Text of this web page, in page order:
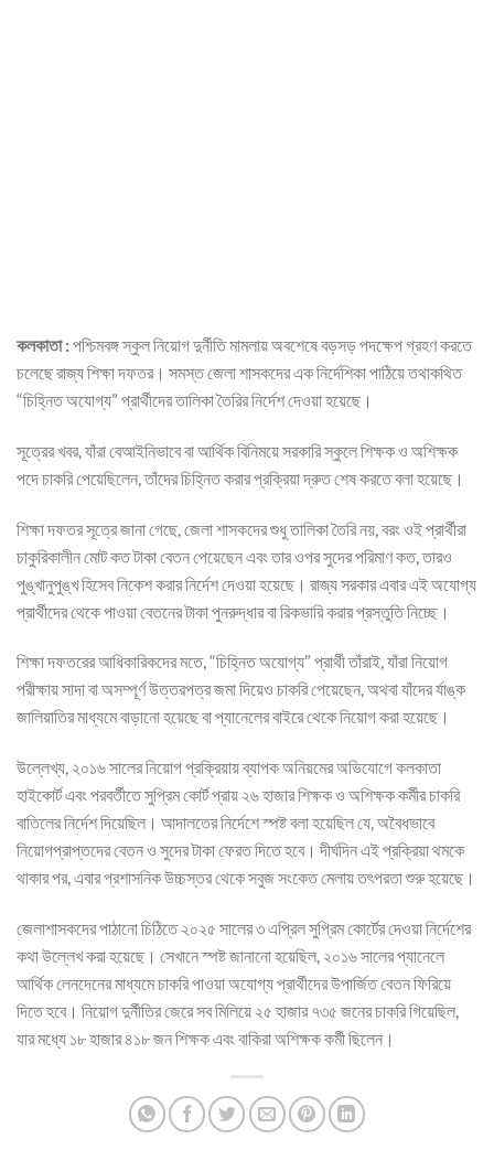
কলকাতা :পশ্চিমবঙ্গ স্কুল নিয়োগ দুর্নীতি মামলায় অবশেষে বড়সড় পদক্ষেপ গ্রহণ করতে
চলেছে রাজ্য শিক্ষা দফতর। সমস্ত জেলা শাসকদের এক নির্দেশিকা পাঠিয়ে তথাকথিত
“চিহ্নিত অযোগ্য” প্রার্থীদের তালিকা তৈরির নির্দেশ দেওয়া হয়েছে।
সূত্রের খবর, যাঁরা বেআইনিভাবে বা আর্থিক বিনিময়ে সরকারি স্কুলে শিক্ষক ও অশিক্ষক
পদে চাকরি পেয়েছিলেন, তাঁদের চিহ্নিত করার প্রক্রিয়া দ্রুত শেষ করতে বলা হয়েছে।
শিক্ষা দফতর সূত্রে জানা গেছে, জেলা শাসকদের শুধু তালিকা তৈরি নয়, বরং ওই প্রার্থীরা
চাকুরিকালীন মোট কত টাকা বেতন পেয়েছেন এবং তার ওপর সুদের পরিমাণ কত, তারও
পুঙ্খানুপুঙ্খ হিসেব নিকেশ করার নির্দেশ দেওয়া হয়েছে। রাজ্য সরকার এবার এই অযোগ্য
প্রার্থীদের থেকে পাওয়া বেতনের টাকা পুনরুদ্ধার বা রিকভারি করার প্রস্তুতি নিচ্ছে।
শিক্ষা দফতরের আধিকারিকদের মতে, “চিহ্নিত অযোগ্য” প্রার্থী তাঁরাই, যাঁরা নিয়োগ
পরীক্ষায় সাদা বা অসম্পূর্ণ উত্তরপত্র জমা দিয়েও চাকরি পেয়েছেন, অথবা যাঁদের র্যাঙ্ক
জালিয়াতির মাধ্যমে বাড়ানো হয়েছে বা প্যানেলের বাইরে থেকে নিয়োগ করা হয়েছে।
উল্লেখ্য, ২০১৬ সালের নিয়োগ প্রক্রিয়ায় ব্যাপক অনিয়মের অভিযোগে কলকাতা
হাইকোর্ট এবং পরবর্তীতে সুপ্রিম কোর্ট প্রায় ২৬ হাজার শিক্ষক ও অশিক্ষক কর্মীর চাকরি
বাতিলের নির্দেশ দিয়েছিল। আদালতের নির্দেশে স্পষ্ট বলা হয়েছিল যে, অবৈধভাবে
নিয়োগপ্রাপ্তদের বেতন ও সুদের টাকা ফেরত দিতে হবে। দীর্ঘদিন এই প্রক্রিয়া থমকে
থাকার পর, এবার প্রশাসনিক উচ্চস্তর থেকে সবুজ সংকেত মেলায় তৎপরতা শুরু হয়েছে।
জেলাশাসকদের পাঠানো চিঠিতে ২০২৫ সালের ৩ এপ্রিল সুপ্রিম কোর্টের দেওয়া নির্দেশের
কথা উল্লেখ করা হয়েছে। সেখানে স্পষ্ট জানানো হয়েছিল, ২০১৬ সালের প্যানেলে
আর্থিক লেনদেনের মাধ্যমে চাকরি পাওয়া অযোগ্য প্রার্থীদের উপার্জিত বেতন ফিরিয়ে
দিতে হবে। নিয়োগ দুর্নীতির জেরে সব মিলিয়ে ২৫ হাজার ৭৩৫ জনের চাকরি গিয়েছিল,
যার মধ্যে ১৮ হাজার ৪১৮ জন শিক্ষক এবং বাকিরা অশিক্ষক কর্মী ছিলেন।